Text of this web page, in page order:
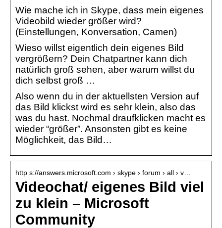
Wie mache ich in Skype, dass mein eigenes
Videobild wieder größer wird?
(Einstellungen, Konversation, Camen)
Wieso willst eigentlich dein eigenes Bild
vergrößern? Dein Chatpartner kann dich
natürlich groß sehen, aber warum willst du
dich selbst groß …
Also wenn du in der aktuellsten Version auf
das Bild klickst wird es sehr klein, also das
was du hast. Nochmal draufklicken macht es
wieder “größer”. Ansonsten gibt es keine
Möglichkeit, das Bild…
http s://answers.microsoft.com › skype › forum › all › v…
Videochat/ eigenes Bild viel
zu klein – Microsoft
Community